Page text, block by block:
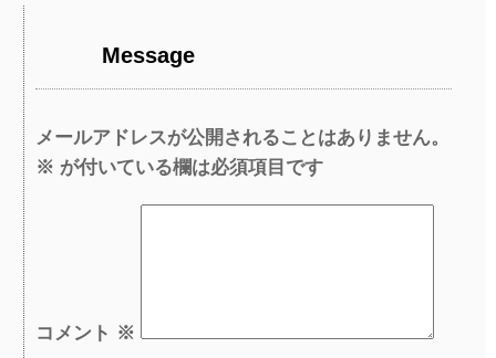
Message
メールアドレスが公開されることはありません。
※ が付いている欄は必須項目です
コメント ※